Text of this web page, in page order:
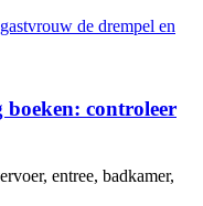
controleer
entree, badkamer,